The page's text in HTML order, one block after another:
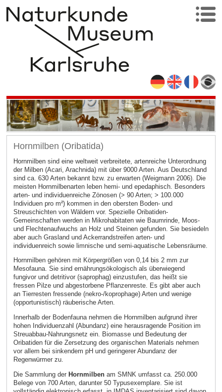
Hornmilben (Oribatida)
Hornmilben sind eine weltweit verbreitete, artenreiche Unterordnung
der Milben (Acari, Arachnida) mit über 9000 Arten. Aus Deutschland
sind ca. 630 Arten bekannt bzw. zu erwarten (Weigmann 2006). Die
meisten Hornmilbenarten leben hemi- und epedaphisch. Besonders
arten- und individuenreiche Zönosen (> 90 Arten; > 100.000
Individuen pro m²) kommen in den obersten Boden- und
Streuschichten von Wäldern vor. Spezielle Oribatiden-
Gemeinschaften werden in Mikrohabitaten wie Baumrinde, Moos-
und Flechtenaufwuchs an Holz und Steinen gefunden. Sie besiedeln
aber auch Grasland und Ackerrandstreifen arten- und
individuenreich sowie limnische und semi-aquatische Lebensräume.
Hornmilben gehören mit Körpergrößen von 0,14 bis 2 mm zur
Mesofauna. Sie sind ernährungsökologisch als überwiegend
fungivor und detritivor (saprophag) einzustufen, das heißt sie
fressen Pilze und abgestorbene Pflanzenreste. Es gibt aber auch
an Tierresten fressende (nekro-/koprophage) Arten und wenige
(opportunistisch) räuberische Arten.
Innerhalb der Bodenfauna nehmen die Hornmilben aufgrund ihrer
hohen Individuenzahl (Abundanz) eine herausragende Position im
Streuabbau-Nahrungsnetz ein. Biomasse und Bedeutung der
Oribatiden für die Zersetzung des organischen Materials nehmen
vor allem bei sinkendem pH und geringerer Abundanz der
Regenwürmer zu.
Die Sammlung der Hornmilbenam SMNK umfasst ca. 250.000
Belege von 700 Arten, darunter 50 Typusexemplare. Sie ist